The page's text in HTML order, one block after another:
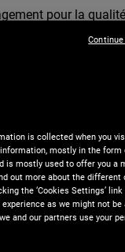
pour la
KIEHL’S POUR LA
LA COMPOSITION
LES PRODUITS
OU DES
is collected when you
mostly in the form
is mostly used to offer you a
out more about the
the ‘Cookies Settings’ link
as we might not
and our partners use your